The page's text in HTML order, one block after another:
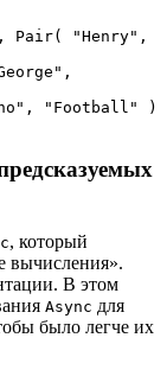
"Henry",
"Football" )
, который
вычисления».
В этом
Async для
было легче их